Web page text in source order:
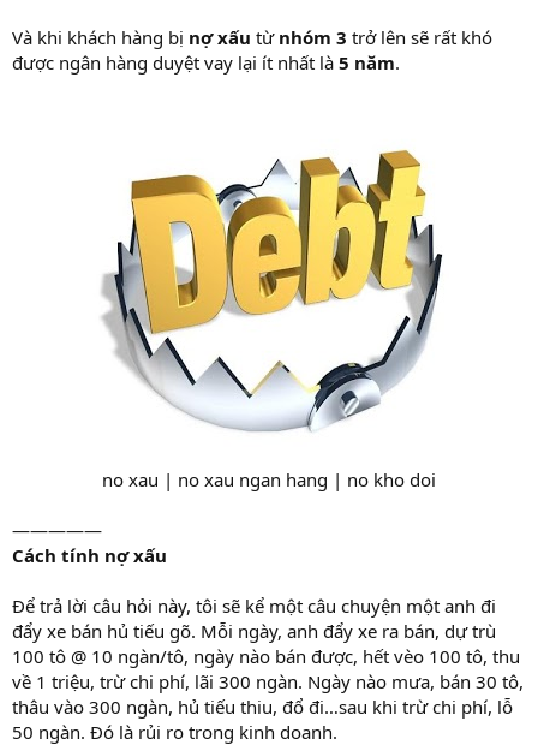
Và khi khách hàng bị nợ xấu từ nhóm 3 trở lên sẽ rất khó
được ngân hàng duyệt vay lại ít nhất là 5 năm.
no xau | no xau ngan hang | no kho doi​
—————
Cách tính nợ xấu
Để trả lời câu hỏi này, tôi sẽ kể một câu chuyện một anh đi
đẩy xe bán hủ tiếu gõ. Mỗi ngày, anh đẩy xe ra bán, dự trù
100 tô @ 10 ngàn/tô, ngày nào bán được, hết vèo 100 tô, thu
về 1 triệu, trừ chi phí, lãi 300 ngàn. Ngày nào mưa, bán 30 tô,
thâu vào 300 ngàn, hủ tiếu thiu, đổ đi…sau khi trừ chi phí, lỗ
50 ngàn. Đó là rủi ro trong kinh doanh.